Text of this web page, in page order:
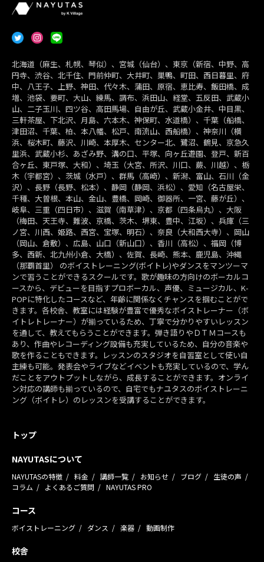
北海道（麻生、札幌、琴似）、宮城（仙台）、東京（新宿、中野、高
円寺、渋谷、北千住、門前仲町、大井町、巣鴨、町田、西日暮里、府
中、八王子、上野、神田、代々木、蒲田、原宿、恵比寿、飯田橋、成
増、池袋、要町、大山、練馬、調布、浜田山、経堂、五反田、武蔵小
山、二子玉川、四ツ谷、高田馬場、自由が丘、武蔵小金井、中目黒、
三軒茶屋、下北沢、月島、六本木、神保町、水道橋）、千葉（船橋、
津田沼、千葉、柏、本八幡、松戸、南流山、西船橋）、神奈川（横
浜、桜木町、藤沢、川崎、本厚木、センター北、鷺沼、鶴見、京急久
里浜、武蔵小杉、あざみ野、溝の口、平塚、向ヶ丘遊園、登戸、新百
合ヶ丘、東戸塚、大和）、埼玉（大宮、所沢、川口、蕨、川越）、栃
木（宇都宮）、茨城（水戸）、群馬（高崎）、新潟、富山、石川（金
沢）、長野（長野、松本）、静岡（静岡、浜松）、愛知（名古屋栄、
千種、大曽根、本山、金山、豊橋、岡崎、御器所、一宮、藤が丘）、
岐阜、三重（四日市）、滋賀（南草津）、京都（四条烏丸）、大阪
（梅田、天王寺、難波、京橋、茨木、堺東、豊中、江坂）、兵庫（三
ノ宮、川西、姫路、西宮、宝塚、明石）、奈良（大和西大寺）、岡山
（岡山、倉敷）、広島、山口（新山口）、香川（高松）、福岡（博
多、西新、北九州小倉、大橋）、佐賀、長崎、熊本、鹿児島、沖縄
（那覇首里） のボイストレーニング(ボイトレ)やダンスをマンツーマ
ンで習うことができるスクールです。歌が趣味の方向けのボーカルコ
ースから、デビューを目指すプロボーカル、声優、ミュージカル、K-
POPに特化したコースなど、年齢に関係なくチャンスを掴むことがで
きます。各校舎、教室には経験が豊富で優秀なボイストレーナー（ボ
イトレトレーナー）が揃っているため、丁寧で分かりやすいレッスン
を通して、教えてもらうことができます。弾き語りやＤＴＭコースも
あり、作曲やレコーディング設備も充実しているため、自分の音楽や
歌を作ることもできます。レッスンのスタジオを自習室として使い自
主練も可能。発表会やライブなどイベントも充実しているので、学ん
だことをアウトプットしながら、成長することができます。オンライ
ン対応の講師も揃っているので、自宅でもナユタスのボイストレーニ
ング（ボイトレ）のレッスンを受講することができます。
トップ
NAYUTASについて
NAYUTASの特徴 料金 講師一覧 お知らせ ブログ
生徒の声
コラム
よくあるご質問 NAYUTAS PRO
コース
ボイストレーニング ダンス 楽器 動画制作
校舎